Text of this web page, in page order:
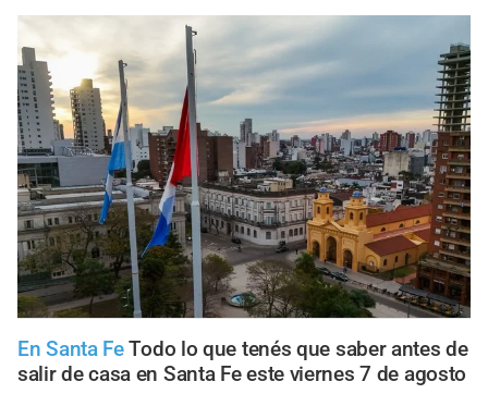
En Santa FeTodo lo que tenés que saber antes de
salir de casa en Santa Fe este viernes 7 de agosto